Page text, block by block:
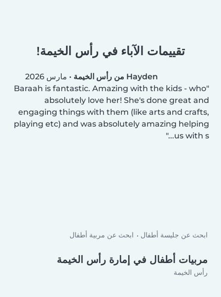
تقييمات الآباء في رأس الخيمة!
Hayden من رأس الخيمة • مارس 2026
Baraah is fantastic. Amazing with the kids - who
absolutely love her! She's done great and
engaging things with them (like arts and crafts,
playing etc) and was absolutely amazing helping
us with s...
ابحث عن جليسة أطفال ابحث عن مربية أطفال
مربيات أطفال في إمارة رأس الخيمة
رأس الخيمة